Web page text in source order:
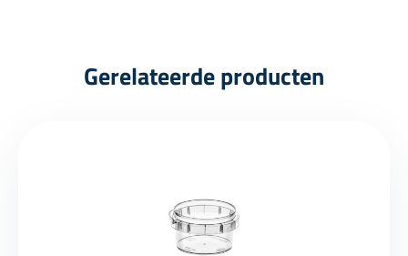
Gerelateerde producten